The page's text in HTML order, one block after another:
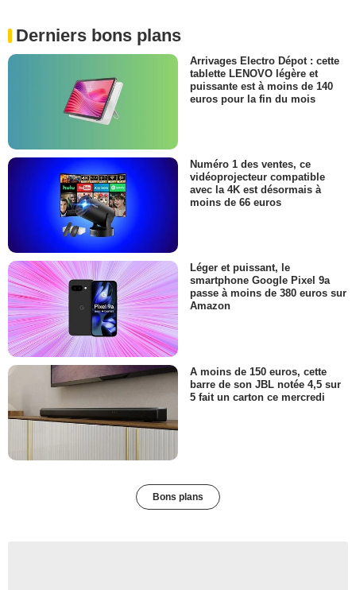
Derniers bons plans
Arrivages Electro Dépot : cette
tablette LENOVO légère et
puissante est à moins de 140
euros pour la fin du mois
Numéro 1 des ventes, ce
vidéoprojecteur compatible
avec la 4K est désormais à
moins de 66 euros
Léger et puissant, le
smartphone Google Pixel 9a
passe à moins de 380 euros sur
Amazon
A moins de 150 euros, cette
barre de son JBL notée 4,5 sur
5 fait un carton ce mercredi
Bons plans